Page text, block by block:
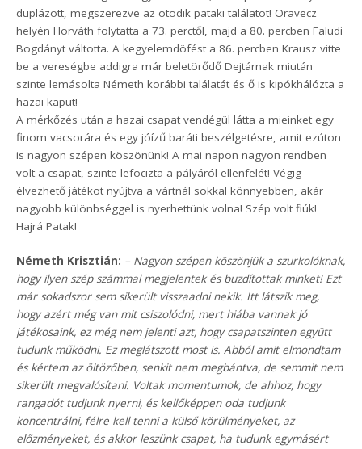
duplázott, megszerezve az ötödik pataki találatot! Oravecz
helyén Horváth folytatta a 73. perctől, majd a 80. percben Faludi
Bogdányt váltotta. A kegyelemdöfést a 86. percben Krausz vitte
be a vereségbe addigra már beletörődő Dejtárnak miután
szinte lemásolta Németh korábbi találatát és ő is kipókhálózta a
hazai kaput!
A mérkőzés után a hazai csapat vendégül látta a mieinket egy
finom vacsorára és egy jóízű baráti beszélgetésre, amit ezúton
is nagyon szépen köszönünk! A mai napon nagyon rendben
volt a csapat, szinte lefocizta a pályáról ellenfelét! Végig
élvezhető játékot nyújtva a vártnál sokkal könnyebben, akár
nagyobb különbséggel is nyerhettünk volna! Szép volt fiúk!
Hajrá Patak!
Németh Krisztián: – Nagyon szépen köszönjük a szurkolóknak,
hogy ilyen szép számmal megjelentek és buzdítottak minket! Ezt
már sokadszor sem sikerült visszaadni nekik. Itt látszik meg,
hogy azért még van mit csiszolódni, mert hiába vannak jó
játékosaink, ez még nem jelenti azt, hogy csapatszinten együtt
tudunk működni. Ez meglátszott most is. Abból amit elmondtam
és kértem az öltözőben, senkit nem megbántva, de semmit nem
sikerült megvalósítani. Voltak momentumok, de ahhoz, hogy
rangadót tudjunk nyerni, és kellőképpen oda tudjunk
koncentrálni, félre kell tenni a külső körülményeket, az
előzményeket, és akkor leszünk csapat, ha tudunk egymásért